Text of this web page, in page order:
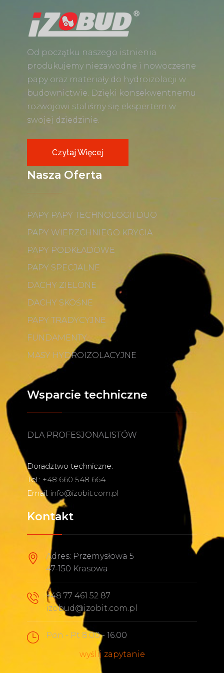
Od początku naszego istnienia
produkujemy niezawodne i nowoczesne
papy oraz materiały do hydroizolacji w
budownictwie. Dzięki konsekwentnemu
rozwojowi staliśmy się ekspertem w
swojej dziedzinie.
Czytaj Więcej
Nasza Oferta
PAPY PAPY TECHNOLOGII DUO
PAPY WIERZCHNIEGO KRYCIA
PAPY PODKŁADOWE
PAPY SPECJALNE
DACHY ZIELONE
DACHY SKOŚNE
PAPY TRADYCYJNE
FUNDAMENTY
MASY HYDROIZOLACYJNE
Wsparcie techniczne
DLA PROFESJONALISTÓW
Doradztwo techniczne:
Tel.: +48 660 548 664
Email: info@izobit.com.pl
Kontakt
Adres: Przemysłowa 5
47-150 Krasowa
+48 77 461 52 87
izobud@izobit.com.pl
Pon - Pt 8.00 - 16.00
wyślij zapytanie